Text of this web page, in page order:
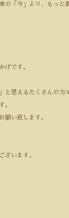
の「今」より、もっと
げです。
と思えるたくさんの方
。
願い致します。
ざいます。